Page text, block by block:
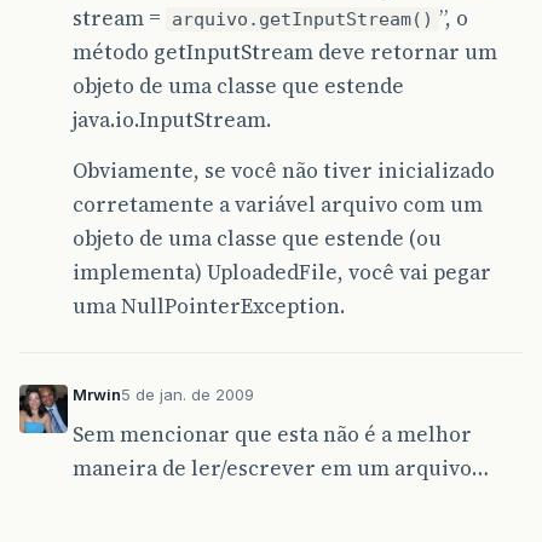
stream =
arquivo.getInputStream() ”, o
método getInputStream deve retornar um
objeto de uma classe que estende
java.io.InputStream.
Obviamente, se você não tiver inicializado
corretamente a variável arquivo com um
objeto de uma classe que estende (ou
implementa) UploadedFile, você vai pegar
uma NullPointerException.
Mrwin5 de jan. de 2009
Sem mencionar que esta não é a melhor
maneira de ler/escrever em um arquivo…